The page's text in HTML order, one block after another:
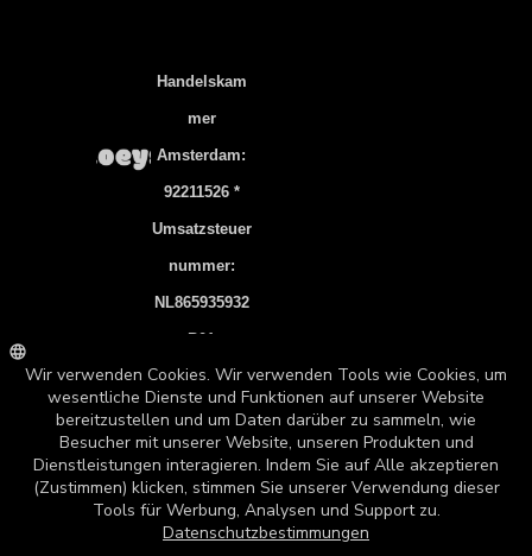
Handelskam
Mer
Amsterdam:
92211526 *
Umsatzsteuer
Nummer:
NL865935932
B01
Bankverbindu
Ng: NL83
INGB 0106
7536 22